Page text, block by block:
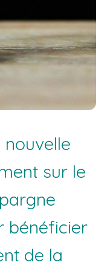
sur le
bénéficier
de la